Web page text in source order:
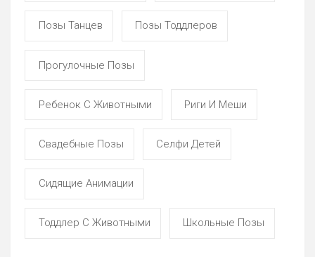
Позы Танцев Позы Тоддлеров
Прогулочные Позы
Ребенок С Животными Риги И Меши
Свадебные Позы Селфи Детей
Сидящие Анимации
Тоддлер С Животными Школьные Позы